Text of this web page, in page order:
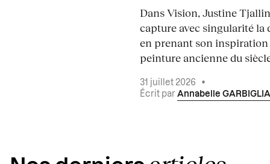
Dans Vision, Justine
capture avec singularité la
en prenant son inspiration
peinture ancienne du
31 juillet 2026
•
Écrit par Annabelle GARBIGLIA